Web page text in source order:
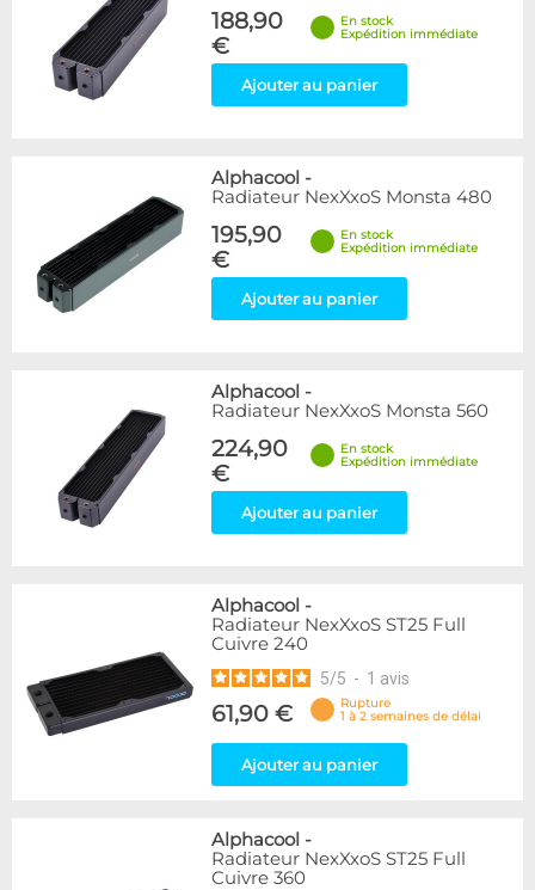
188,90
€
En stock
Expédition immédiate
Ajouter au panier
Alphacool -
Radiateur NexXxoS Monsta 480
195,90
€
En stock
Expédition immédiate
Ajouter au panier
Alphacool -
Radiateur NexXxoS Monsta 560
224,90
€
En stock
Expédition immédiate
Ajouter au panier
Alphacool -
Radiateur NexXxoS ST25 Full
Cuivre 240
5/5 - 1 avis
61,90 €
Rupture
1 à 2 semaines de délai
Ajouter au panier
Alphacool -
Radiateur NexXxoS ST25 Full
Cuivre 360